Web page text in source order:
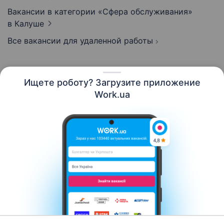
Ищете роботу? Загрузите приложение
Work.ua
Вакансии в категории «Сфера обслуживания»
в Калуше
Все вакансии для удаленной работы
Контакты О нас
Карьера
Новости Work.ua
Помощь
Условия использования